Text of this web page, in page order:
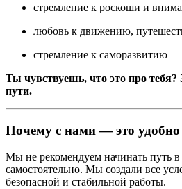
стремление к роскоши и
любовь к движению,
стремление к саморазвитию
Ты чувствуешь, что это про
пути.
Почему с нами — это
Мы не рекомендуем начинать путь в
самостоятельно. Мы создали все
безопасной и стабильной работы.